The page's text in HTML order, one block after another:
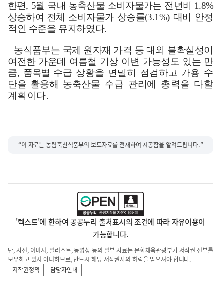
한편, 5월 국내 농축산물 소비자물가는 전년비 1.8%
상승하여 전체 소비자물가 상승률(3.1%) 대비 안정
적인 수준을 유지하였다.
농식품부는 국제 원자재 가격 등 대외 불확실성이
여전한 가운데 여름철 기상 이변 가능성도 있는 만
큼, 품목별 수급 상황을 면밀히 점검하고 가용 수
단을 활용해 농축산물 수급 관리에 총력을 다할
계획이다.
“이 자료는 농림축산식품부의 보도자료를 전재하여 제공함을 알려드립니다.”
'텍스트'에 한하여 공공누리 출처표시의 조건에 따라 자유이용이
가능합니다.
단, 사진, 이미지, 일러스트, 동영상 등의 일부 자료는 문화체육관광부가 저작권 전부를
보유하고 있지 아니하므로, 반드시 해당 저작권자의 허락을 받으셔야 합니다.
저작권정책
담당자안내